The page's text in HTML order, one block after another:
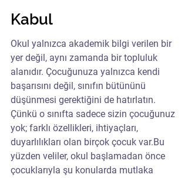
Kabul
Okul yalnızca akademik bilgi verilen bir
yer değil, aynı zamanda bir topluluk
alanıdır. Çocuğunuza yalnızca kendi
başarısını değil, sınıfın bütününü
düşünmesi gerektiğini de hatırlatın.
Çünkü o sınıfta sadece sizin çocuğunuz
yok; farklı özellikleri, ihtiyaçları,
duyarlılıkları olan birçok çocuk var.Bu
yüzden veliler, okul başlamadan önce
çocuklarıyla şu konularda mutlaka